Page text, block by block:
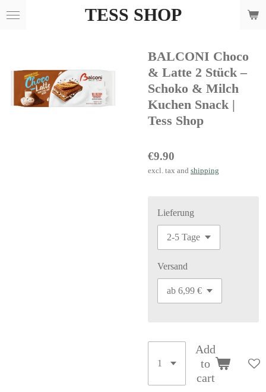
Skip
TESS SHOP
BALCONI Choco
& Latte 2 Stück –
Schoko & Milch
Kuchen Snack |
Tess Shop
€9.90
excl. tax and shipping
Lieferung
Versand
Add
to
cart